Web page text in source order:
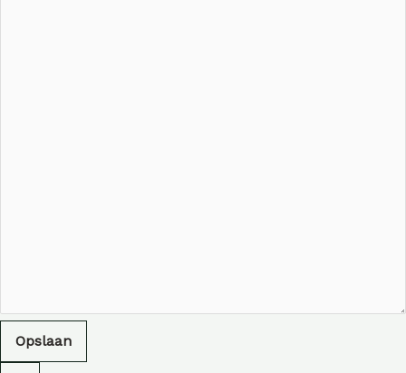
Opslaan